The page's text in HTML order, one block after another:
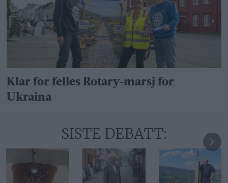
Klar for felles Rotary-marsj for
Ukraina
SISTE DEBATT: